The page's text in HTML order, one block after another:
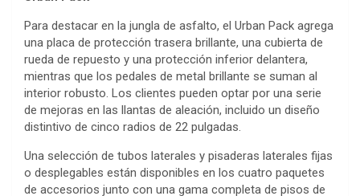
Para destacar en la jungla de asfalto, el Urban Pack agrega
una placa de protección trasera brillante, una cubierta de
rueda de repuesto y una protección inferior delantera,
mientras que los pedales de metal brillante se suman al
interior robusto. Los clientes pueden optar por una serie
de mejoras en las llantas de aleación, incluido un diseño
distintivo de cinco radios de 22 pulgadas.
Una selección de tubos laterales y pisaderas laterales fijas
o desplegables están disponibles en los cuatro paquetes
de accesorios junto con una gama completa de pisos de